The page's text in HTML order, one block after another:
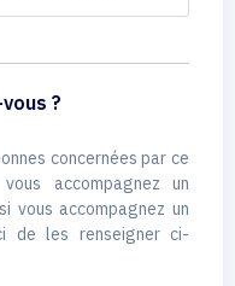
?
concernées par ce
accompagnez un
vous accompagnez un
de les renseigner ci-